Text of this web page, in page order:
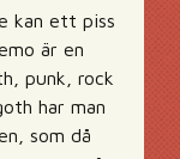
kan ett piss
är en
punk, rock
har man
som då